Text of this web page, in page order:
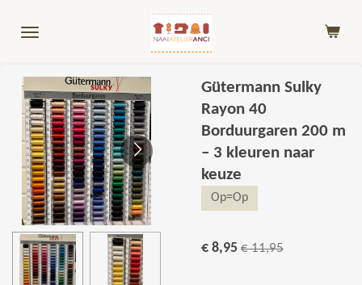
direct
de
hoofdinhoud
Gütermann Sulky
Rayon 40
Borduurgaren 200 m
– 3 kleuren naar
keuze
Op=Op
€ 8,95 € 11,95